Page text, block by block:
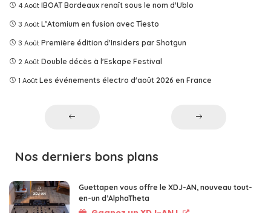
4 Août IBOAT Bordeaux renaît sous le nom d'Ublo
3 Août L’Atomium en fusion avec Tîesto
3 Août Première édition d'Insiders par Shotgun
2 Août Double décès à l'Eskape Festival
1 Août Les événements électro d'août 2026 en France
Nos derniers bons plans
Guettapen vous offre le XDJ-AN, nouveau tout-
en-un d’AlphaTheta